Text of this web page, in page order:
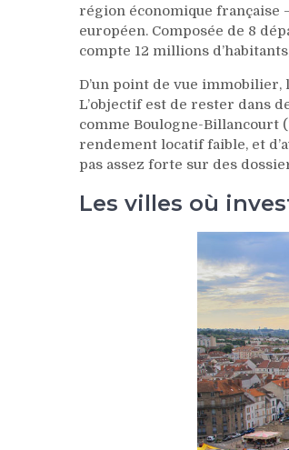
région économique française
européen. Composée de 8
compte 12 millions
D’un point de vue
L’objectif est de rester dans
comme Boulogne-Billancourt
rendement locatif faible, et
pas assez forte sur des
Les villes où